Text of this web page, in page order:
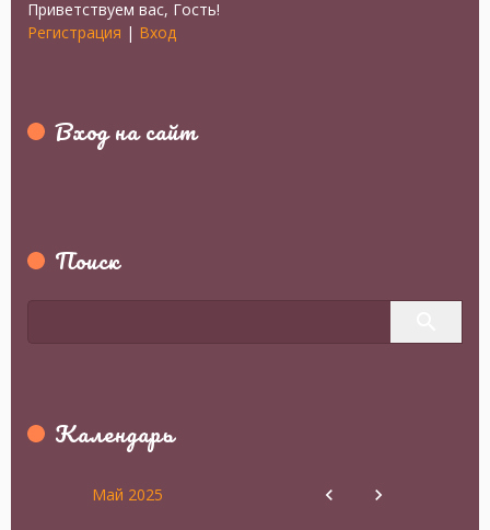
Приветствуем вас, Гость!
Регистрация | Вход
Вход на сайт
Поиск
Календарь
Май 2025